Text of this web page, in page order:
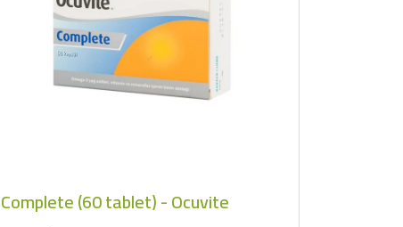
Complete (60 tablet) - Ocuvite